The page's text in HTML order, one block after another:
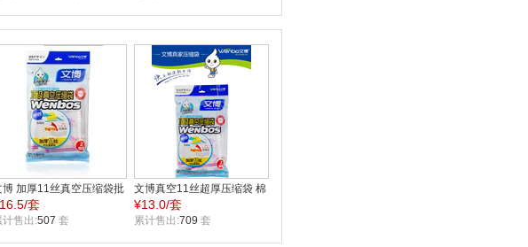
博 加厚11丝真空压缩袋批
棉被收纳压缩袋80*110两
装WB1854
16.5/套
计售出:507 套
文博真空11丝超厚压缩袋 棉
被收纳 70*100两枚装
WB1853
¥13.0/套
累计售出:709 套